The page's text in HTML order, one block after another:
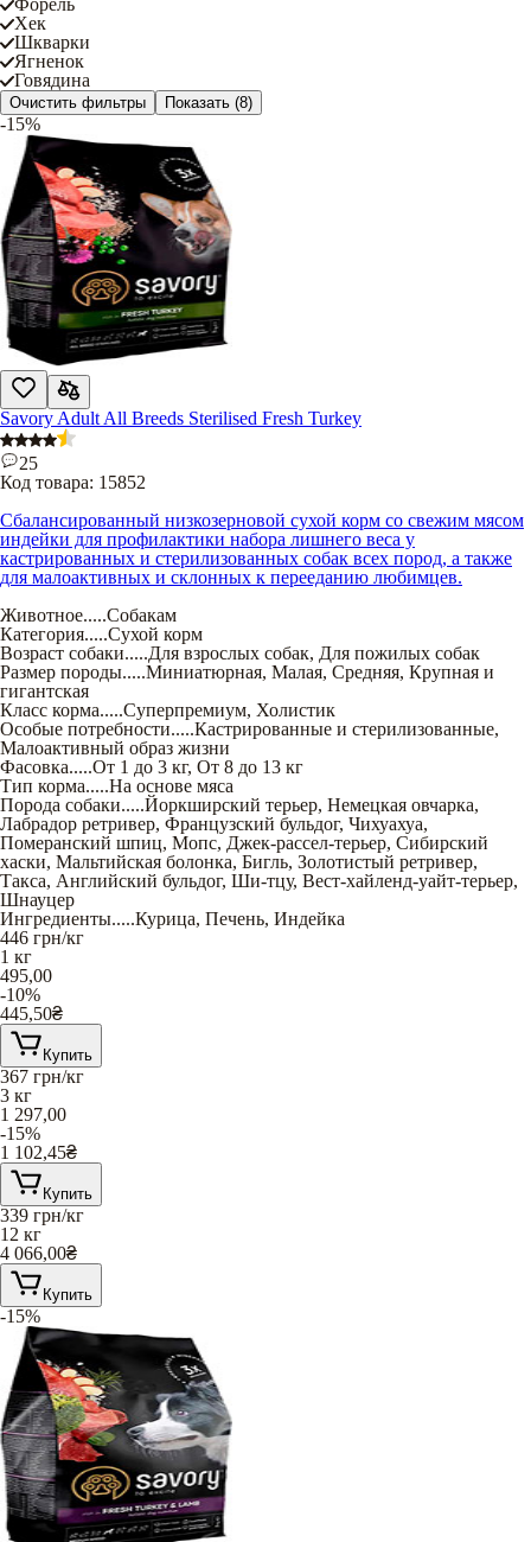
Хек
Шкварки
Ягненок
Говядина
Очистить фильтры Показать (8)
-15%
Savory Adult All Breeds Sterilised Fresh Turkey
25
Код товара: 15852
Сбалансированный низкозерновой сухой корм со свежим мясом
индейки для профилактики набора лишнего веса у
кастрированных и стерилизованных собак всех пород, а также
для малоактивных и склонных к перееданию любимцев.
Животное.....Собакам
Категория.....Сухой корм
Возраст собаки.....Для взрослых собак, Для пожилых собак
Размер породы.....Миниатюрная, Малая, Средняя, Крупная и
гигантская
Класс корма.....Суперпремиум, Холистик
Особые потребности.....Кастрированные и стерилизованные,
Малоактивный образ жизни
Фасовка.....От 1 до 3 кг, От 8 до 13 кг
Тип корма.....На основе мяса
Порода собаки.....Йоркширский терьер, Немецкая овчарка,
Лабрадор ретривер, Французский бульдог, Чихуахуа,
Померанский шпиц, Мопс, Джек-рассел-терьер, Сибирский
хаски, Мальтийская болонка, Бигль, Золотистый ретривер,
Такса, Английский бульдог, Ши-тцу, Вест-хайленд-уайт-терьер,
Шнауцер
Ингредиенты.....Курица, Печень, Индейка
446 грн/кг
1 кг
495,00
-10%
445,50₴
Купить
367 грн/кг
3 кг
1 297,00
-15%
1 102,45₴
Купить
339 грн/кг
12 кг
4 066,00₴
Купить
-15%